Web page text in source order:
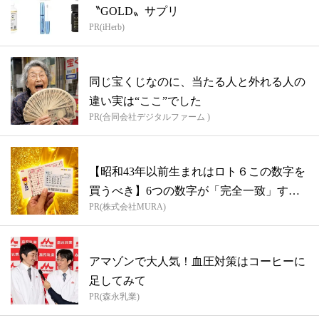
〝GOLD〟サプリ
PR(iHerb)
同じ宝くじなのに、当たる人と外れる人の
違い実は“ここ”でした
PR(合同会社デジタルファーム )
【昭和43年以前生まれはロト６この数字を
買うべき】6つの数字が「完全一致」する
方...
PR(株式会社MURA)
アマゾンで大人気！血圧対策はコーヒーに
足してみて
PR(森永乳業)